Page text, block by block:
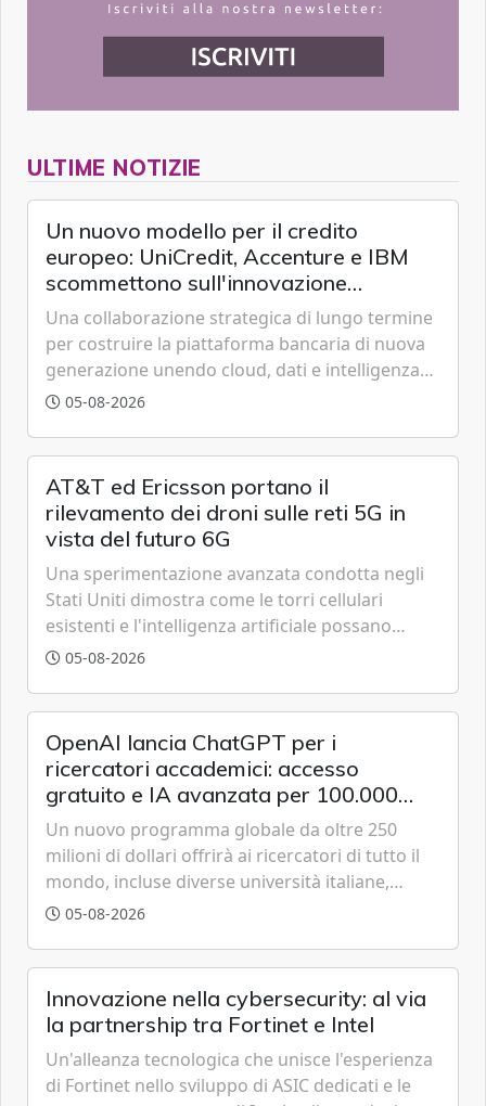
ULTIME NOTIZIE
Un nuovo modello per il credito
europeo: UniCredit, Accenture e IBM
scommettono sull'innovazione
tecnologica
Una collaborazione strategica di lungo termine
per costruire la piattaforma bancaria di nuova
generazione unendo cloud, dati e intelligenza
artificiale.
05-08-2026
AT&T ed Ericsson portano il
rilevamento dei droni sulle reti 5G in
vista del futuro 6G
Una sperimentazione avanzata condotta negli
Stati Uniti dimostra come le torri cellulari
esistenti e l'intelligenza artificiale possano
tracciare velivoli a bassa quota in tempo reale,
05-08-2026
OpenAI lancia ChatGPT per i
ricercatori accademici: accesso
gratuito e IA avanzata per 100.000
scienziati
Un nuovo programma globale da oltre 250
milioni di dollari offrirà ai ricercatori di tutto il
mondo, incluse diverse università italiane,
strumenti avanzati basati sulla famiglia di
05-08-2026
Innovazione nella cybersecurity: al via
la partnership tra Fortinet e Intel
Un'alleanza tecnologica che unisce l'esperienza
di Fortinet nello sviluppo di ASIC dedicati e le